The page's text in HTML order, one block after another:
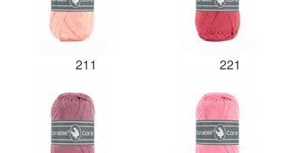
211 221